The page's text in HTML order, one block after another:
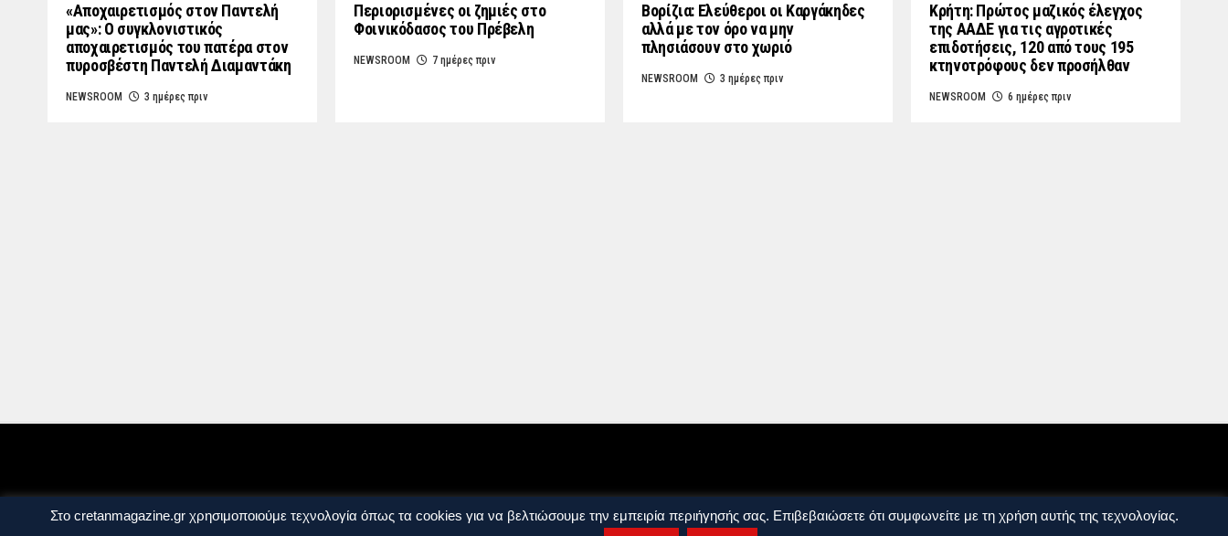
«Aποχαιρετισμός στον Παντελή
μας»: Ο συγκλονιστικός
αποχαιρετισμός του πατέρα στον
πυροσβέστη Παντελή Διαμαντάκη
NEWSROOM 3 ημέρες πριν
Περιορισμένες οι ζημιές στο
Φοινικόδασος του Πρέβελη
NEWSROOM 7 ημέρες πριν
Βορίζια: Ελεύθεροι οι Καργάκηδες
αλλά με τον όρο να μην
πλησιάσουν στο χωριό
NEWSROOM 3 ημέρες πριν
Κρήτη: Πρώτος μαζικός έλεγχος
της ΑΑΔΕ για τις αγροτικές
επιδοτήσεις, 120 από τους 195
κτηνοτρόφους δεν προσήλθαν
NEWSROOM 6 ημέρες πριν
Copyright © 2014 - 2026 Cretanmagazine. All rights reserved. byj. bitsakakis
Στο cretanmagazine.gr χρησιμοποιούμε τεχνολογία όπως τα cookies για να βελτιώσουμε την εμπειρία περιήγησής σας. Επιβεβαιώσετε ότι συμφωνείτε με τη χρήση αυτής της τεχνολογίας.